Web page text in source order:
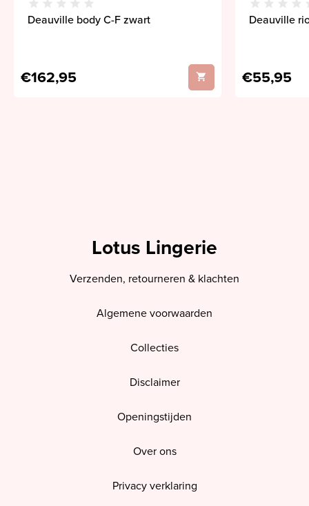
Deauville body C-F zwart
€162,95
Deauville
€55,95
Lotus Lingerie
Verzenden, retourneren & klachten
Algemene voorwaarden
Collecties
Disclaimer
Openingstijden
Over ons
Privacy verklaring